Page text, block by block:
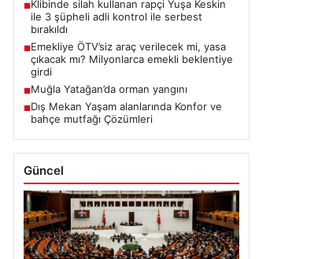
■Klibinde silah kullanan rapçi Yuşa Keskin
ile 3 şüpheli adli kontrol ile serbest
bırakıldı
■Emekliye ÖTV’siz araç verilecek mi, yasa
çıkacak mı? Milyonlarca emekli beklentiye
girdi
■Muğla Yatağan’da orman yangını
■Dış Mekan Yaşam alanlarında Konfor ve
bahçe mutfağı Çözümleri
Güncel